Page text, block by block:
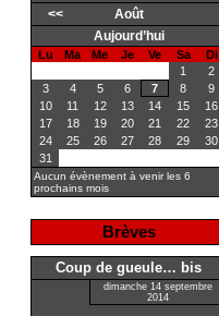
<<
Août
Aujourd’hui
Lu Ma Me Je Ve Sa
Di
1
2
3
4 5 6 7 8
9
10
11 12 13 14 15
16
17
18 19 20 21 22
23
24
25 26 27 28 29
30
31
Aucun évènement à venir les 6
prochains mois
Brèves
Coup de gueule… bis
dimanche 14 septembre
2014